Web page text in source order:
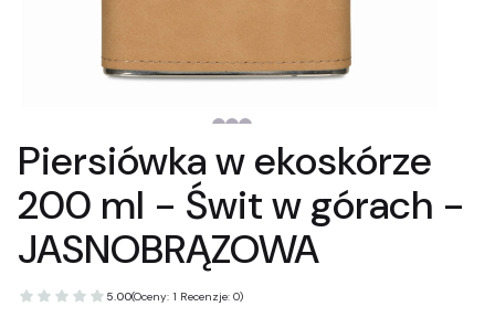
Piersiówka w ekoskórze
200 ml - Świt w górach -
JASNOBRĄZOWA
5.00(Oceny: 1 Recenzje: 0)